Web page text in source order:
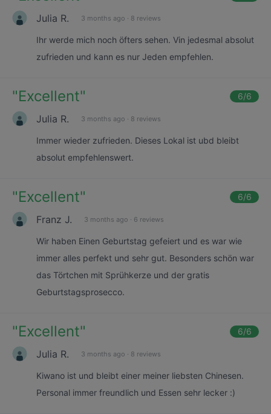
Julia R. 3 months ago · 8 reviews
Ihr werde mich noch öfters sehen. Vin jedesmal absolut
zufrieden und kann es nur Jeden empfehlen.
"Excellent" 6/6
Julia R. 3 months ago · 8 reviews
Immer wieder zufrieden. Dieses Lokal ist ubd bleibt
absolut empfehlenswert.
"Excellent" 6/6
Franz J. 3 months ago · 6 reviews
Wir haben Einen Geburtstag gefeiert und es war wie
immer alles perfekt und sehr gut. Besonders schön war
das Törtchen mit Sprühkerze und der gratis
Geburtstagsprosecco.
"Excellent" 6/6
Julia R. 3 months ago · 8 reviews
Kiwano ist und bleibt einer meiner liebsten Chinesen.
Personal immer freundlich und Essen sehr lecker :)